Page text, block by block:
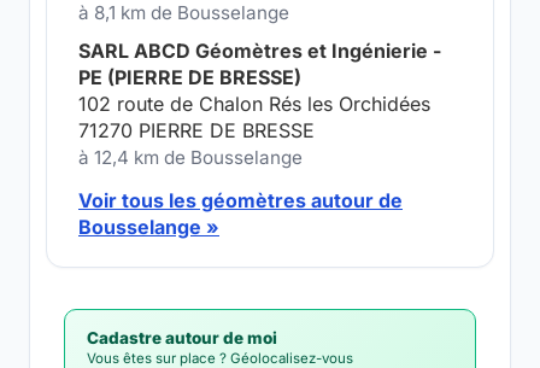
à 8,1 km de Bousselange
SARL ABCD Géomètres et Ingénierie -
PE (PIERRE DE BRESSE)
102 route de Chalon Rés les Orchidées
71270 PIERRE DE BRESSE
à 12,4 km de Bousselange
Voir tous les géomètres autour de
Bousselange »
Cadastre autour de moi
Vous êtes sur place ? Géolocalisez-vous